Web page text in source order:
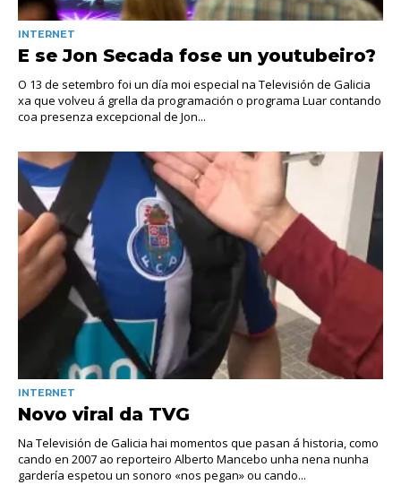
INTERNET
E se Jon Secada fose un youtubeiro?
O 13 de setembro foi un día moi especial na Televisión de Galicia
xa que volveu á grella da programación o programa Luar contando
coa presenza excepcional de Jon...
INTERNET
Novo viral da TVG
Na Televisión de Galicia hai momentos que pasan á historia, como
cando en 2007 ao reporteiro Alberto Mancebo unha nena nunha
gardería espetou un sonoro «nos pegan» ou cando...